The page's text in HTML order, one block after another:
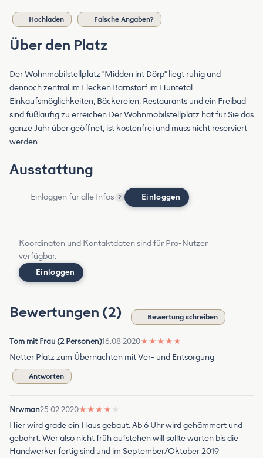
Hochladen Falsche Angaben?
Über den Platz
Der Wohnmobilstellplatz "Midden int Dörp" liegt ruhig und
dennoch zentral im Flecken Barnstorf im Huntetal.
Einkaufsmöglichkeiten, Bäckereien, Restaurants und ein Freibad
sind fußläufig zu erreichen.Der Wohnmobilstellplatz hat für Sie das
ganze Jahr über geöffnet, ist kostenfrei und muss nicht reserviert
werden.
Ausstattung
Einloggen für alle Infos ? Einloggen
Koordinaten und Kontaktdaten sind für Pro-Nutzer
verfügbar.
Einloggen
Bewertungen (2) Bewertung schreiben
Tom mit Frau (2 Personen)16.08.2020★ ★ ★ ★ ★
Netter Platz zum Übernachten mit Ver- und Entsorgung
Antworten
Nrwman25.02.2020★ ★ ★ ★ ★
Hier wird grade ein Haus gebaut. Ab 6 Uhr wird gehämmert und
gebohrt. Wer also nicht früh aufstehen will sollte warten bis die
Handwerker fertig sind und im September/Oktober 2019